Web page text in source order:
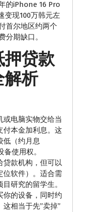
的iPhone 16 Pro
变现100万韩元左
首尔地区约两个
分期缺口。
押贷款
解析
或电脑实物交给当
付本金加利息。这
低（约月息
使用权。
贷款机构，但可以
位软件）。适合需
研究的留学生。
你的设备，同时约
相当于先”卖掉”